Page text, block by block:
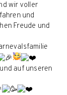
wir voller
und
Freude und
auf unseren